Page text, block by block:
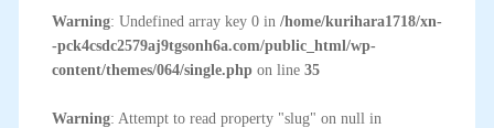
Warning: Undefined array key 0 in /home/kurihara1718/xn-
-pck4csdc2579aj9tgsonh6a.com/public_html/wp-
content/themes/064/single.phpon line 35
Warning: Attempt to read property "slug" on null in